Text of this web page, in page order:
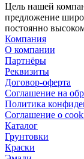
Цель нашей
предложение
постоянно
Компания
О компании
Партнёры
Реквизиты
Договор-оферта
Соглашение на
Политика
Соглашение о
Каталог
Грунтовки
Краски